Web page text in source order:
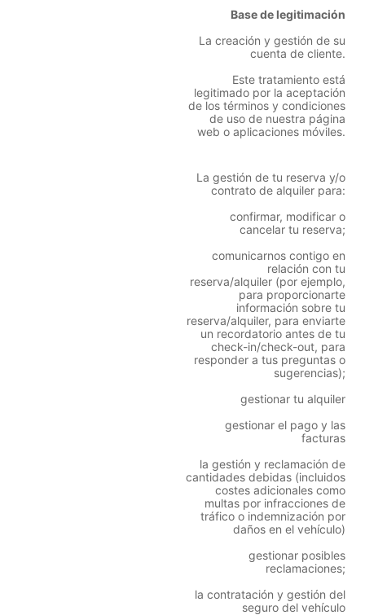
Base de legitimación
La creación y gestión de su
cuenta de cliente.
Este tratamiento está
legitimado por la aceptación
de los términos y condiciones
de uso de nuestra página
web o aplicaciones móviles.
La gestión de tu reserva y/o
contrato de alquiler para:
confirmar, modificar o
cancelar tu reserva;
comunicarnos contigo en
relación con tu
reserva/alquiler (por ejemplo,
para proporcionarte
información sobre tu
reserva/alquiler, para enviarte
un recordatorio antes de tu
check-in/check-out, para
responder a tus preguntas o
sugerencias);
gestionar tu alquiler
gestionar el pago y las
facturas
la gestión y reclamación de
cantidades debidas (incluidos
costes adicionales como
multas por infracciones de
tráfico o indemnización por
daños en el vehículo)
gestionar posibles
reclamaciones;
la contratación y gestión del
seguro del vehículo